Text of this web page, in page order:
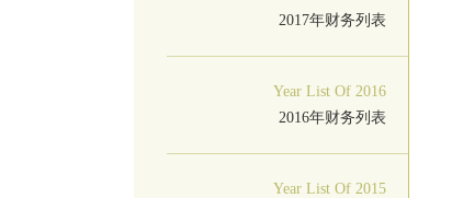
2017年财务列表
Year List Of 2016
2016年财务列表
Year List Of 2015